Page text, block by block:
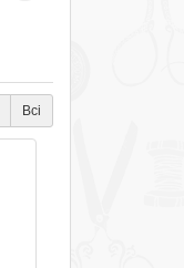
Всі